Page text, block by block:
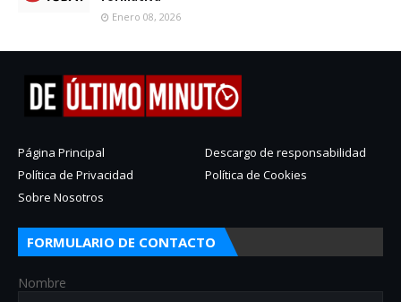
Enero 08, 2026
Página Principal
Descargo de responsabilidad
Política de Privacidad
Política de Cookies
Sobre Nosotros
FORMULARIO DE CONTACTO
Nombre